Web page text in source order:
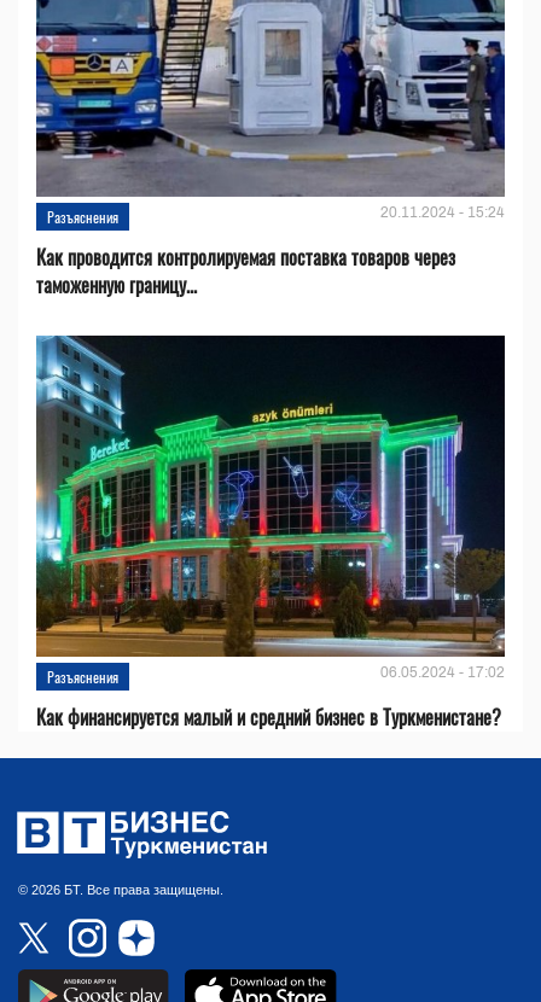
Разъяснения 20.11.2024 - 15:24
Как проводится контролируемая поставка товаров через
таможенную границу...
Разъяснения 06.05.2024 - 17:02
Как финансируется малый и средний бизнес в Туркменистане?
© 2026 БТ. Все права защищены.